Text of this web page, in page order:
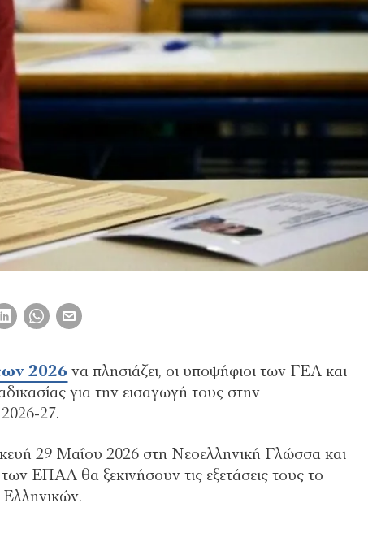
2026 να πλησιάζει, οι υποψήφιοι των ΓΕΛ και
για την εισαγωγή τους στην
27.
29 Μαΐου 2026 στη Νεοελληνική Γλώσσα και
ΕΠΑΛ θα ξεκινήσουν τις εξετάσεις τους το